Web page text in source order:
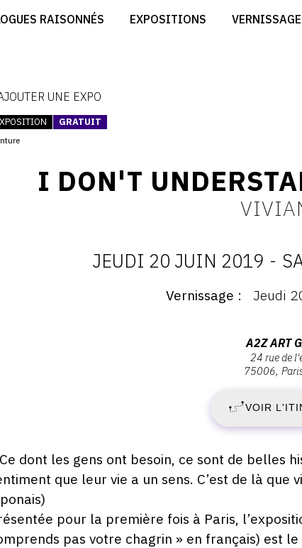
RAISONNÉS EXPOSITIONS
CRÉER SON CATALOGUE D'EXPO
UNE EXPO
GRATUIT
I DON'T
JEUDI 20 JUIN 2019 -
Vernissage Jeudi
de
l'Echaudé,
Paris
A2Z ART
24 rue de
75006
VOIR
dont les gens ont besoin, ce sont de belles
que leur vie a un sens. C’est de là
pour la première fois à Paris,
pas votre chagrin » en français) est